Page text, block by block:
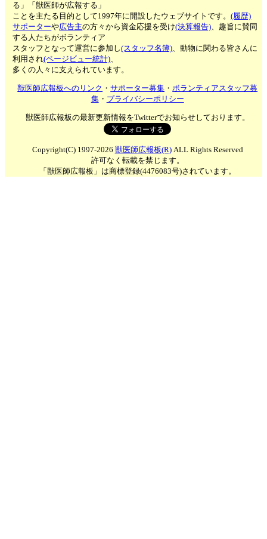
る」「獣医師が広報する」
ことを主たる目的として1997年に開設したウェブサイトです。(履歴)
サポーターや広告主の方々から資金応援を受け(決算報告)、趣旨に賛同
する人たちがボランティア
スタッフとなって運営に参加し(スタッフ名簿)、動物に関わる皆さんに
利用され(ページビュー統計)、
多くの人々に支えられています。
獣医師広報板へのリンク ・サポーター募集 ・ボランティアスタッフ募
集・ プライバシーポリシー
獣医師広報板の最新更新情報をTwitterでお知らせしております。
Copyright(C) 1997-2026 獣医師広報板(R)ALL Rights Reserved
許可なく転載を禁じます。
「獣医師広報板」は商標登録(4476083号)されています。